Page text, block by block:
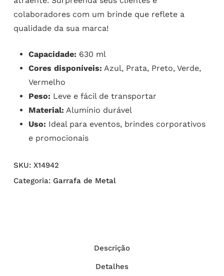
colaboradores com um brinde que reflete a
qualidade da sua marca!
Capacidade: 630 ml
Cores disponíveis: Azul, Prata, Preto, Verde,
Vermelho
Peso: Leve e fácil de transportar
Material: Alumínio durável
Uso: Ideal para eventos, brindes corporativos
e promocionais
SKU: X14942
Categoria: Garrafa de Metal
Descrição
Detalhes